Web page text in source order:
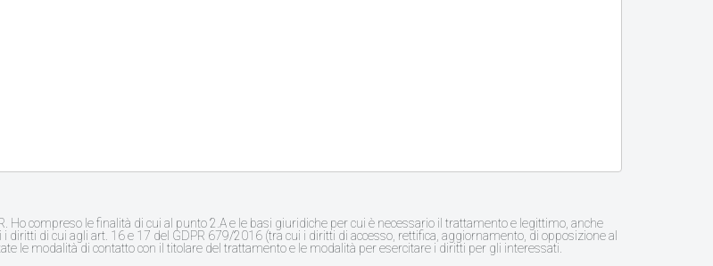
Ho compreso le finalità di cui al punto 2.A e le basi giuridiche per cui è necessario il trattamento e legittimo, anche
di cui agli art. 16 e 17 del GDPR 679/2016 (tra cui i diritti di accesso, rettifica, aggiornamento, di opposizione al
le modalità di contatto con il titolare del trattamento e le modalità per esercitare i diritti per gli interessati.